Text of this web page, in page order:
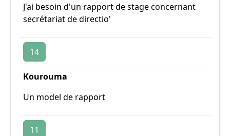
J'ai besoin d'un rapport de stage concernant
secrétariat de directio'
14
Kourouma
Un model de rapport
11